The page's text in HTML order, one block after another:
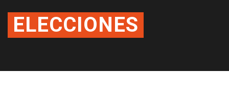
ELECCIONES